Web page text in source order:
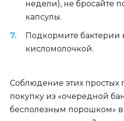
недели), не бросайте
капсулы.
Подкормите бактерии
кисломолочкой.
Соблюдение этих простых
покупку из «очередной
бесполезным порошком»